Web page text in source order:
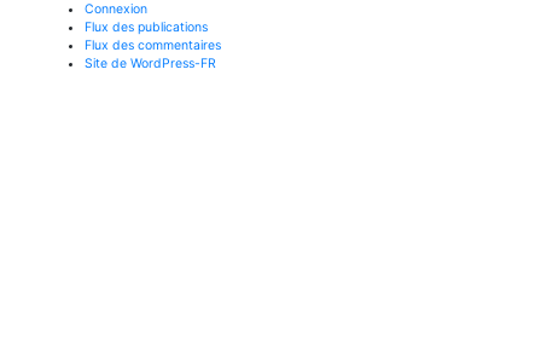
Connexion
Flux des publications
Flux des commentaires
Site de WordPress-FR